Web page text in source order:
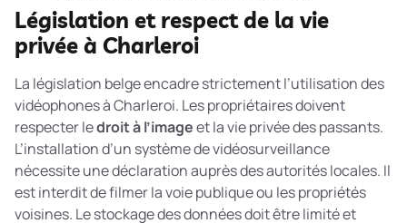
Législation et respect de la vie
privée à Charleroi
La législation belge encadre strictement l’utilisation des
vidéophones à Charleroi. Les propriétaires doivent
respecter ledroit à l’imageet la vie privée des passants.
L’installation d’un système de vidéosurveillance
nécessite une déclaration auprès des autorités locales. Il
est interdit de filmer la voie publique ou les propriétés
voisines. Le stockage des données doit être limité et